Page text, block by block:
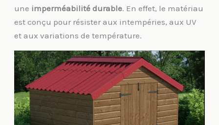
une imperméabilité durable. En effet, le matériau
est conçu pour résister aux intempéries, aux UV
et aux variations de température.